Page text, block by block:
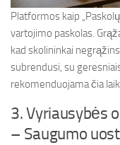
Platformos kaip
vartojimo paskolas.
kad skolininkai
subrendusi, su
rekomenduojama čia
3. Vyriausybės
– Saugumo